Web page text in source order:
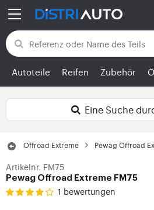
Zurück zu den Kategorien
Autoteile Reifen Zubehör
Eine Suche
Offroad Extreme Pewag Offroad
Artikelnr. FM75
Pewag Offroad Extreme FM75
1 bewertungen